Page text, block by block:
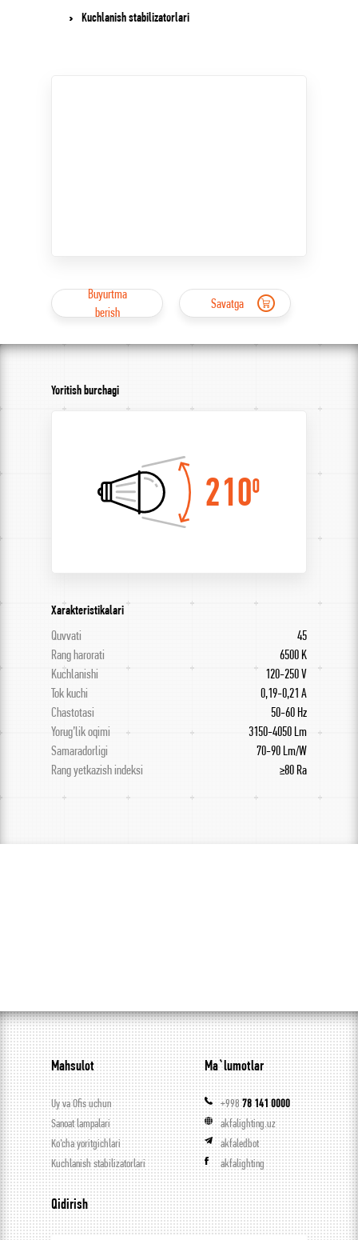
Kuchlanish stabilizatorlari
Buyurtma
berish
Savatga
Yoritish burchagi
210
0
Xarakteristikalari
Quvvati
45
Rang harorati
6500 K
Kuchlanishi
120-250 V
Tok kuchi
0,19-0,21 A
Chastotasi
50-60 Hz
Yorug’lik oqimi
3150-4050 Lm
Samaradorligi
70-90 Lm/W
Rang yetkazish indeksi
≥80 Ra
Mahsulot
Uy va Ofis uchun
Sanoat lampalari
Ko’cha yoritgichlari
Kuchlanish stabilizatorlari
Ma`lumotlar
+99878 141 0000
akfalighting.uz
akfaledbot
akfalighting
Qidirish